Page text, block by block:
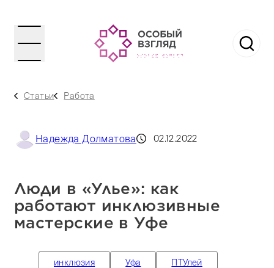
Статьи Работа
Надежда Долматова 02.12.2022
Люди в «Улье»: как
работают инклюзивные
мастерские в Уфе
инклюзия Уфа ПТУлей